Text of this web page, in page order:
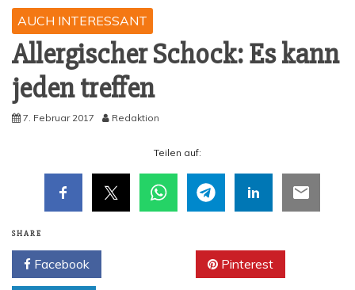
AUCH INTERESSANT
All­er­gi­scher Schock: Es kann
jeden treffen
7. Februar 2017 Redaktion
Tei­len auf:
SHARE
Facebook Pinterest